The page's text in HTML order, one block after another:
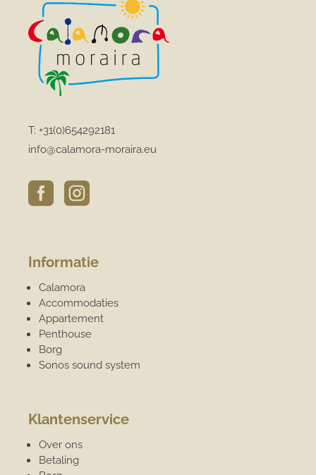
T:+31(0)654292181
info@calamora-moraira.eu
 
Informatie
Calamora
Accommodaties
Appartement
Penthouse
Borg
Sonos sound system
Klantenservice
Over ons
Betaling